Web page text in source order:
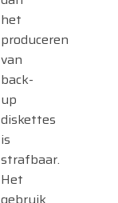
het
produceren
van
back-
up
diskettes
is
strafbaar.
Het